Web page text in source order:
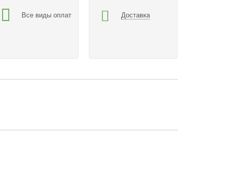
Все виды оплат Доставка